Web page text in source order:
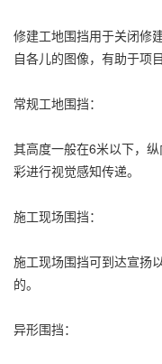
修建工地围挡用于关闭修
自各儿的图像，有助于项
常规工地围挡：
其高度一般在6米以下，
彩进行视觉感知传递。
施工现场围挡：
施工现场围挡可到达宣扬
的。
异形围挡：